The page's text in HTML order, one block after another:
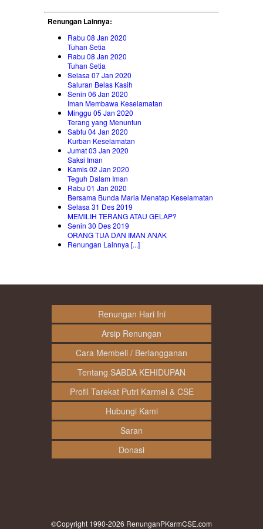
Renungan Lainnya:
Rabu 08 Jan 2020
Tuhan Setia
Rabu 08 Jan 2020
Tuhan Setia
Selasa 07 Jan 2020
Saluran Belas Kasih
Senin 06 Jan 2020
Iman Membawa Keselamatan
Minggu 05 Jan 2020
Terang yang Menuntun
Sabtu 04 Jan 2020
Kurban Keselamatan
Jumat 03 Jan 2020
Saksi Iman
Kamis 02 Jan 2020
Teguh Dalam Iman
Rabu 01 Jan 2020
Bersama Bunda Maria Menatap Keselamatan
Selasa 31 Des 2019
MEMILIH TERANG ATAU GELAP?
Senin 30 Des 2019
ORANG TUA DAN IMAN ANAK
Renungan Lainnya [...]
Renungan Hari Ini
Arsip Renungan
Cara Membeli / Berlangganan
Tentang SABDA KEHIDUPAN
Profil Tarekat Putri Karmel & CSE
Hubungi Kami
Saran
Donasi
©Copyright 1990-2026 RenunganPKarmCSE.com